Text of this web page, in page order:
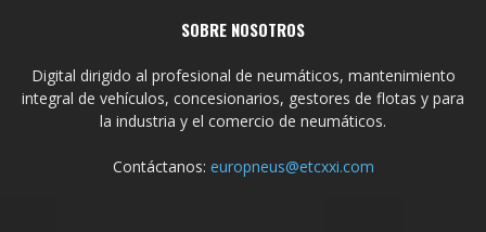
SOBRE NOSOTROS
Digital dirigido al profesional de neumáticos, mantenimiento
integral de vehículos, concesionarios, gestores de flotas y para
la industria y el comercio de neumáticos.
Contáctanos: europneus@etcxxi.com